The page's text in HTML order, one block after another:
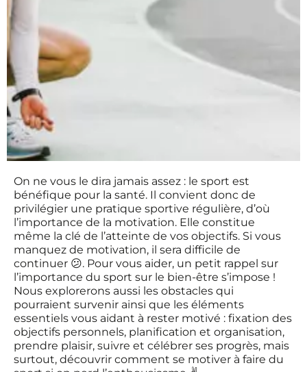
On ne vous le dira jamais assez : le sport est
bénéfique pour la santé. Il convient donc de
privilégier une pratique sportive régulière, d’où
l’importance de la motivation. Elle constitue
même la clé de l’atteinte de vos objectifs. Si vous
manquez de motivation, il sera difficile de
continuer 😕. Pour vous aider, un petit rappel sur
l’importance du sport sur le bien-être s’impose !
Nous explorerons aussi les obstacles qui
pourraient survenir ainsi que les éléments
essentiels vous aidant à rester motivé : fixation des
objectifs personnels, planification et organisation,
prendre plaisir, suivre et célébrer ses progrès, mais
surtout, découvrir comment se motiver à faire du